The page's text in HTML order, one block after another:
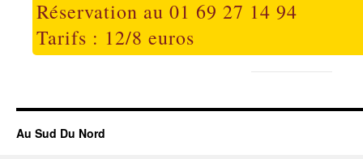
Réservation au 01 69 27 14 94
Tarifs : 12/8 euros
Au Sud Du Nord